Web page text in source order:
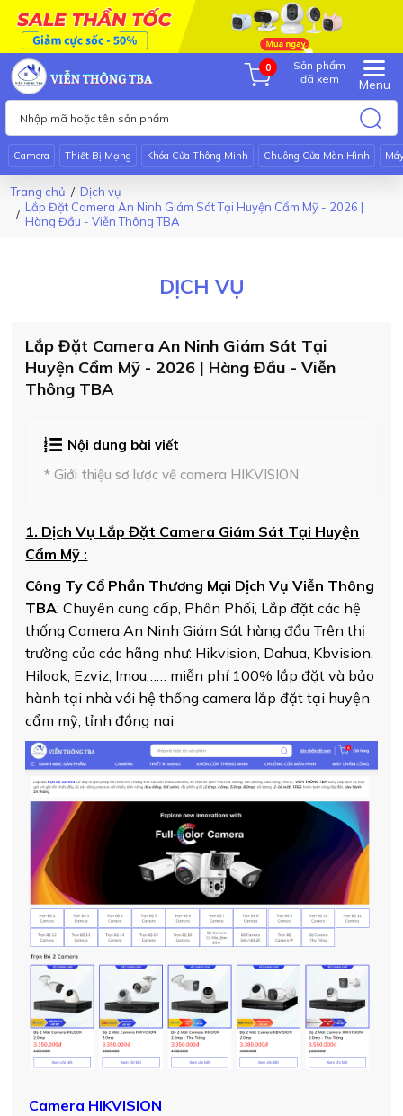
0
Sản phẩm
đã xem
Menu
Camera Thiết Bị Mạng Khóa Cửa Thông Minh Chuông Cửa Màn Hình
Trang chủ
Dịch vụ
Lắp Đặt Camera An Ninh Giám Sát Tại Huyện Cẩm Mỹ - 2026 |
Hàng Đầu - Viễn Thông TBA
DỊCH VỤ
Lắp Đặt Camera An Ninh Giám Sát Tại
Huyện Cẩm Mỹ - 2026 | Hàng Đầu - Viễn
Thông TBA
Nội dung bài viết
* Giới thiệu sơ lược về camera HIKVISION
1. Dịch Vụ Lắp Đặt Camera Giám Sát Tại Huyện
Cẩm Mỹ :
Công Ty Cổ Phần Thương Mại Dịch Vụ Viễn Thông
TBA: Chuyên cung cấp, Phân Phối, Lắp đặt các hệ
thống Camera An Ninh Giám Sát hàng đầu Trên thị
trường của các hãng như: Hikvision, Dahua, Kbvision,
Hilook, Ezviz, Imou…… miễn phí 100% lắp đặt và bảo
hành tại nhà với hệ thống camera lắp đặt tại huyện
cẩm mỹ, tỉnh đồng nai
Camera HIKVISION